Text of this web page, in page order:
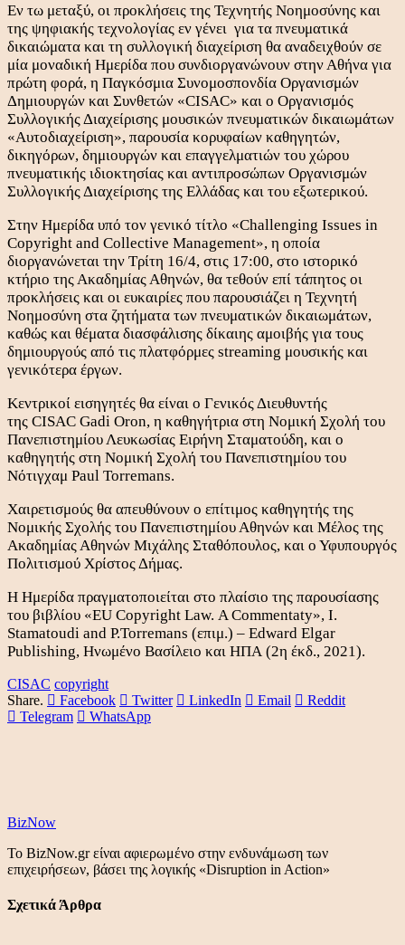
Εν τω μεταξύ, οι προκλήσεις της Τεχνητής Νοημοσύνης και
της ψηφιακής τεχνολογίας εν γένει για τα πνευματικά
δικαιώματα και τη συλλογική διαχείριση θα αναδειχθούν σε
μία μοναδική Ημερίδα που συνδιοργανώνουν στην Αθήνα για
πρώτη φορά, η Παγκόσμια Συνομοσπονδία Οργανισμών
Δημιουργών και Συνθετών «CISAC» και ο Οργανισμός
Συλλογικής Διαχείρισης μουσικών πνευματικών δικαιωμάτων
«Αυτοδιαχείριση», παρουσία κορυφαίων καθηγητών,
δικηγόρων, δημιουργών και επαγγελματιών του χώρου
πνευματικής ιδιοκτησίας και αντιπροσώπων Οργανισμών
Συλλογικής Διαχείρισης της Ελλάδας και του εξωτερικού.
Στην Ημερίδα υπό τον γενικό τίτλο «Challenging Issues in
Copyright and Collective Management», η οποία
διοργανώνεται την Τρίτη 16/4, στις 17:00, στο ιστορικό
κτήριο της Ακαδημίας Αθηνών, θα τεθούν επί τάπητος οι
προκλήσεις και οι ευκαιρίες που παρουσιάζει η Τεχνητή
Νοημοσύνη στα ζητήματα των πνευματικών δικαιωμάτων,
καθώς και θέματα διασφάλισης δίκαιης αμοιβής για τους
δημιουργούς από τις πλατφόρμες streaming μουσικής και
γενικότερα έργων.
Κεντρικοί εισηγητές θα είναι ο Γενικός Διευθυντής
της CISAC Gadi Oron, η καθηγήτρια στη Νομική Σχολή του
Πανεπιστημίου Λευκωσίας Ειρήνη Σταματούδη, και ο
καθηγητής στη Νομική Σχολή του Πανεπιστημίου του
Νότιγχαμ Paul Torremans.
Χαιρετισμούς θα απευθύνουν ο επίτιμος καθηγητής της
Νομικής Σχολής του Πανεπιστημίου Αθηνών και Μέλος της
Ακαδημίας Αθηνών Μιχάλης Σταθόπουλος, και ο Υφυπουργός
Πολιτισμού Χρίστος Δήμας.
Η Ημερίδα πραγματοποιείται στο πλαίσιο της παρουσίασης
του βιβλίου «EU Copyright Law. A Commentaty», Ι.
Stamatoudi and P.Torremans (επιμ.) – Edward Elgar
Publishing, Ηνωμένο Βασίλειο και ΗΠΑ (2η έκδ., 2021).
CISAC copyright
Share.
Facebook Twitter LinkedIn Email
Reddit
Telegram
WhatsApp
BizNow
Το BizNow.gr είναι αφιερωμένο στην ενδυνάμωση των
επιχειρήσεων, βάσει της λογικής «Disruption in Action»
Σχετικά Άρθρα